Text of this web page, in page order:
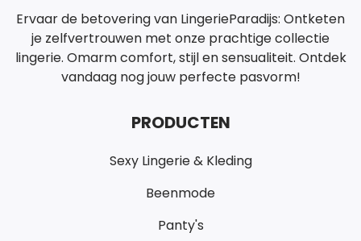
Ervaar de betovering van LingerieParadijs: Ontketen
je zelfvertrouwen met onze prachtige collectie
lingerie. Omarm comfort, stijl en sensualiteit. Ontdek
vandaag nog jouw perfecte pasvorm!
PRODUCTEN
Sexy Lingerie & Kleding
Beenmode
Panty's